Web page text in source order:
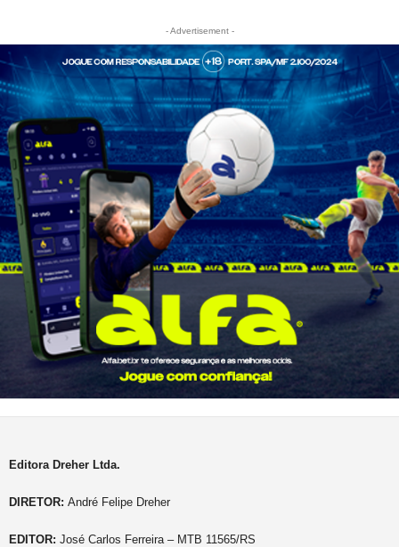
- Advertisement -
Editora Dreher Ltda.
DIRETOR: André Felipe Dreher
EDITOR: José Carlos Ferreira – MTB 11565/RS